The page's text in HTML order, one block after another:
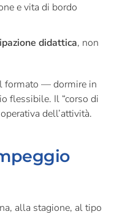
e vita di bordo
didattica, non
formato — dormire in
flessibile. Il “corso di
dell’attività.
alla stagione, al tipo